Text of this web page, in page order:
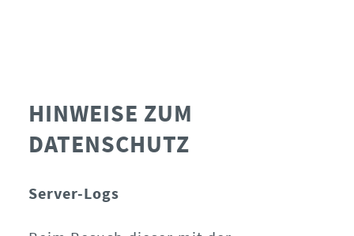
HINWEISE ZUM
DATENSCHUTZ
Server-Logs